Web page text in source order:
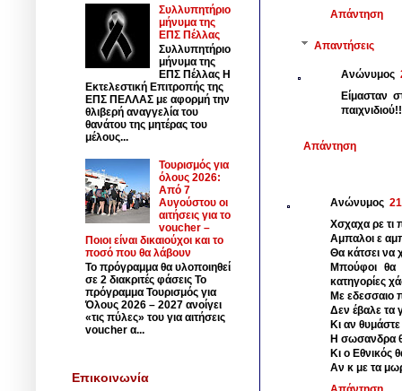
Απάντηση
Απαντήσεις
Ανώνυμος
Είμασταν
Απάντηση
Ανώνυμος
Χσχαχα ρε τι
Αμπαλοι ε
Θα κάτσει να
Μπούφοι θα
κατηγορίες
Με εδεσσαιο
Δεν έβαλε τα
Κι αν
Η σωσανδρα
Κι ο Εθνικός
Αν κ με τα
Συλλυπητήριο
μήνυμα της
ΕΠΣ Πέλλας
Συλλυπητήριο
μήνυμα της
ΕΠΣ Πέλλας Η
Εκτελεστική Επιτροπής της
ΕΠΣ ΠΕΛΛΑΣ με αφορμή την
θλιβερή αναγγελία του
θανάτου της μητέρας του
μέλους...
Τουρισμός για
όλους 2026:
Από 7
Αυγούστου οι
αιτήσεις για το
voucher –
Ποιοι είναι δικαιούχοι και το
ποσό που θα λάβουν
Το πρόγραμμα θα υλοποιηθεί
σε 2 διακριτές φάσεις Το
πρόγραμμα Τουρισμός για
Όλους 2026 – 2027 ανοίγει
«τις πύλες» του για αιτήσεις
voucher α...
Επικοινωνία